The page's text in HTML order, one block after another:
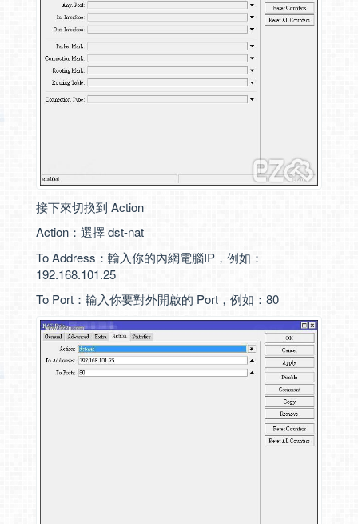
接下來切換到 Action
Action：選擇 dst-nat
To Address：輸入你的內網電腦IP，例如：
192.168.101.25
To Port：輸入你要對外開啟的 Port，例如：80